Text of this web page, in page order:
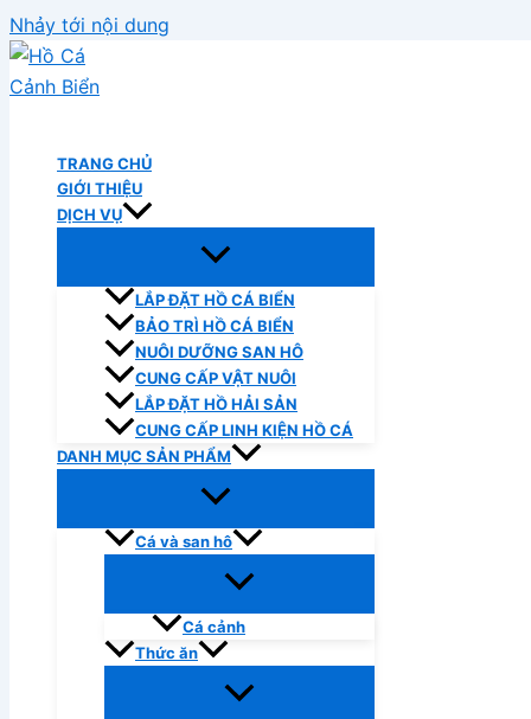
Nhảy tới nội dung
TRANG CHỦ
GIỚI THIỆU
DỊCH VỤ
LẮP ĐẶT HỒ CÁ BIỂN
BẢO TRÌ HỒ CÁ BIỂN
NUÔI DƯỠNG SAN HÔ
CUNG CẤP VẬT NUÔI
LẮP ĐẶT HỒ HẢI SẢN
CUNG CẤP LINH KIỆN HỒ CÁ
DANH MỤC SẢN PHẨM
Cá và san hô
Cá cảnh
Thức ăn